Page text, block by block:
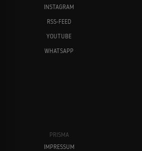
INSTAGRAM
RSS-FEED
YOUTUBE
WHATSAPP
PRISMA
IMPRESSUM